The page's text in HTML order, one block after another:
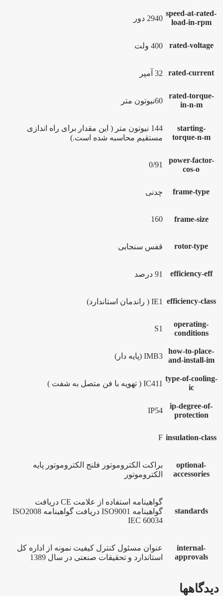
speed-at-rated-
load-in-rpm
2940 دور
rated-voltage 400 ولت
rated-current 32 آمپر
rated-torque-
in-n-m
60نیوتون متر
starting-
torque-n-m
144 نیوتون متر ( این مقدار برای راه اندازی
مستقیم محاسبه شده است.)
power-factor-
cos-o
0/91
frame-type چدنی
frame-size
160
rotor-type قفس سنجابی
efficiency-eff 91 درصد
efficiency-class IE1 ( راندمان استاندارد)
operating-
conditions
S1
how-to-place-
and-install-im
IMB3 (پایه دار)
type-of-cooling-
ic
IC411 ( تهویه با فن متصل به شفت )
ip-degree-of-
protection
IP54
insulation-class
F
optional-
accessories
براکت الکتروموتور فلنج الکتروموتور پایه
الکتروموتور
standards
گواهینامه استفاده از علامت CE دریافت
گواهینامه ISO9001 دریافت گواهینامه ISO2008
IEC 60034
internal-
approvals
عنوان مسئول کنترل کیفیت نمونه از اداره کل
استاندارد و تحقیقات صنعتی در سال 1389
دیدگاهها